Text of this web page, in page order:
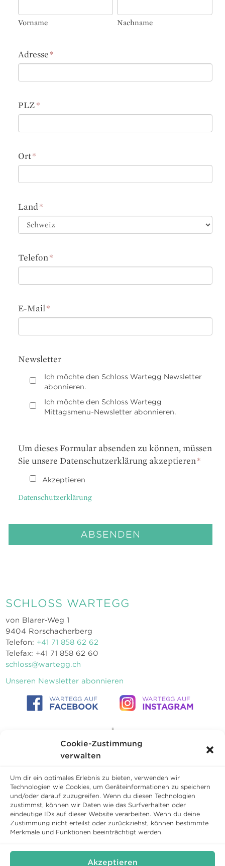
Cookie-Zustimmung
verwalten
Um dir ein optimales Erlebnis zu bieten, verwenden wir
Technologien wie Cookies, um Geräteinformationen zu speichern
und/oder darauf zuzugreifen. Wenn du diesen Technologien
zustimmst, können wir Daten wie das Surfverhalten oder
eindeutige IDs auf dieser Website verarbeiten. Wenn du deine
Zustimmung nicht erteilst oder zurückziehst, können bestimmte
Merkmale und Funktionen beeinträchtigt werden.
Akzeptieren
Vorname Nachname
Adresse *
PLZ *
Ort*
Land*
Telefon*
E-Mail*
Newsletter
Ich möchte den Schloss Wartegg Newsletter
abonnieren.
Ich möchte den Schloss Wartegg
Mittagsmenu-Newsletter abonnieren.
Um dieses Formular absenden zu können, müssen
Sie unsere Datenschutzerklärung akzeptieren*
Akzeptieren
Datenschutzerklärung
SCHLOSS WARTEGG
von Blarer-Weg 1
9404 Rorschacherberg
Telefon: +41 71 858 62 62
Telefax: +41 71 858 62 60
schloss@wartegg.ch
Unseren Newsletter abonnieren
WARTEGG AUF
FACEBOOK
WARTEGG AUF
INSTAGRAM
Copyright © 2026 Schloss Wartegg Betriebs AG
Impressum